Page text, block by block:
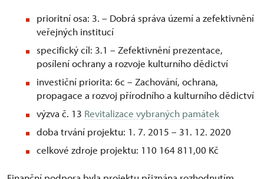
prioritní osa: 3. – Dobrá správa území a zefektivnění
veřejných institucí
specifický cíl: 3.1 – Zefektivnění prezentace,
posílení ochrany a rozvoje kulturního dědictví
investiční priorita: 6c – Zachování, ochrana,
propagace a rozvoj přírodního a kulturního dědictví
výzva č. 13 Revitalizace vybraných památek
doba trvání projektu: 1. 7. 2015 – 31. 12. 2020
celkové zdroje projektu: 110 164 811,00 Kč